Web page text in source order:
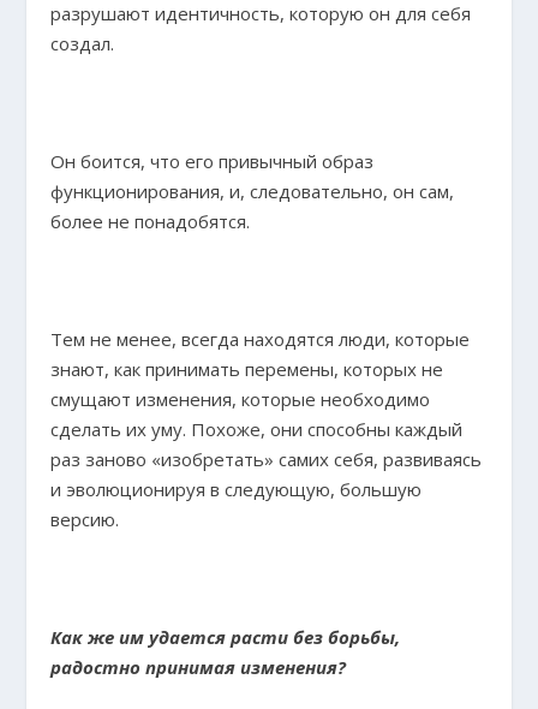
разрушают идентичность, которую он для себя
создал.
Он боится, что его привычный образ
функционирования, и, следовательно, он сам,
более не понадобятся.
Тем не менее, всегда находятся люди, которые
знают, как принимать перемены, которых не
смущают изменения, которые необходимо
сделать их уму. Похоже, они способны каждый
раз заново «изобретать» самих себя, развиваясь
и эволюционируя в следующую, большую
версию.
Как же им удается расти без борьбы,
радостно принимая изменения?